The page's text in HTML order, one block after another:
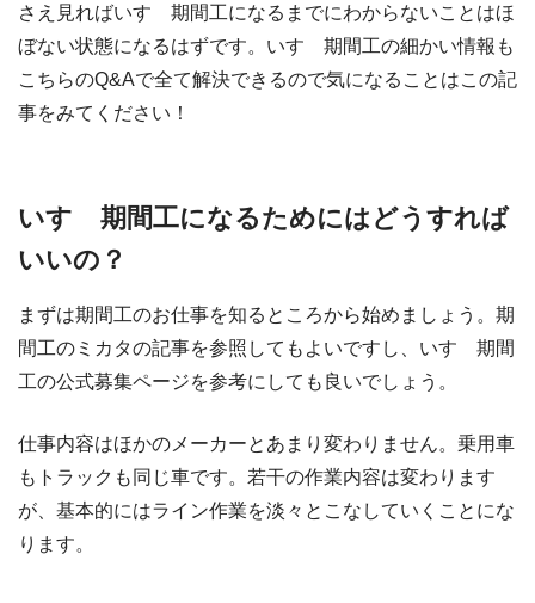
さえ見ればいすゞ期間工になるまでにわからないことはほ
ぼない状態になるはずです。いすゞ期間工の細かい情報も
こちらのQ&Aで全て解決できるので気になることはこの記
事をみてください！
いすゞ期間工になるためにはどうすれば
いいの？
まずは期間工のお仕事を知るところから始めましょう。期
間工のミカタの記事を参照してもよいですし、いすゞ期間
工の公式募集ページを参考にしても良いでしょう。
仕事内容はほかのメーカーとあまり変わりません。乗用車
もトラックも同じ車です。若干の作業内容は変わります
が、基本的にはライン作業を淡々とこなしていくことにな
ります。